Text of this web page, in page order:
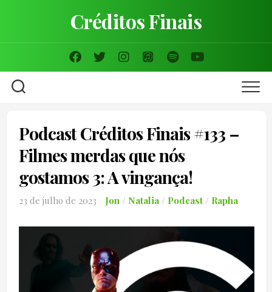
Créditos Finais
Podcast Créditos Finais #133 –
Filmes merdas que nós
gostamos 3: A vingança!
23 de julho de 2023 Jon / Natalia / Podcast / Rapha